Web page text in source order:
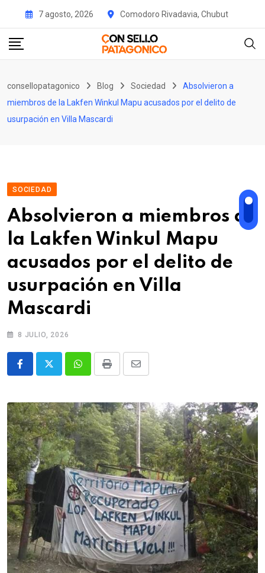
content
7 agosto, 2026 Comodoro Rivadavia, Chubut
consellopatagonico Blog Sociedad
Absolvieron a
miembros de la Lakfen Winkul Mapu acusados por el delito de
usurpación en Villa Mascardi
SOCIEDAD
Absolvieron a miembros de
la Lakfen Winkul Mapu
acusados por el delito de
usurpación en Villa
Mascardi
8 JULIO, 2026
WhatsappPrint
Share
Email